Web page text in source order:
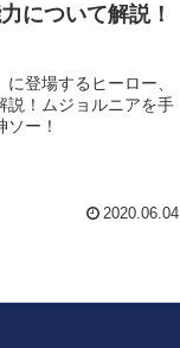
について解説！
登場するヒーロー、
説！ムジョルニアを手
ー！
2020.06.04